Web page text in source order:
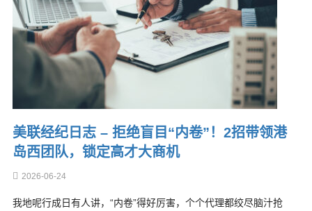
美联经纪日志 – 拒绝盲目“内卷”！2招带领港
岛西团队，锁定高才大商机
2026-06-24
我地呢行成日有人讲，“内卷”得好厉害，个个代理都绞尽脑汁抢